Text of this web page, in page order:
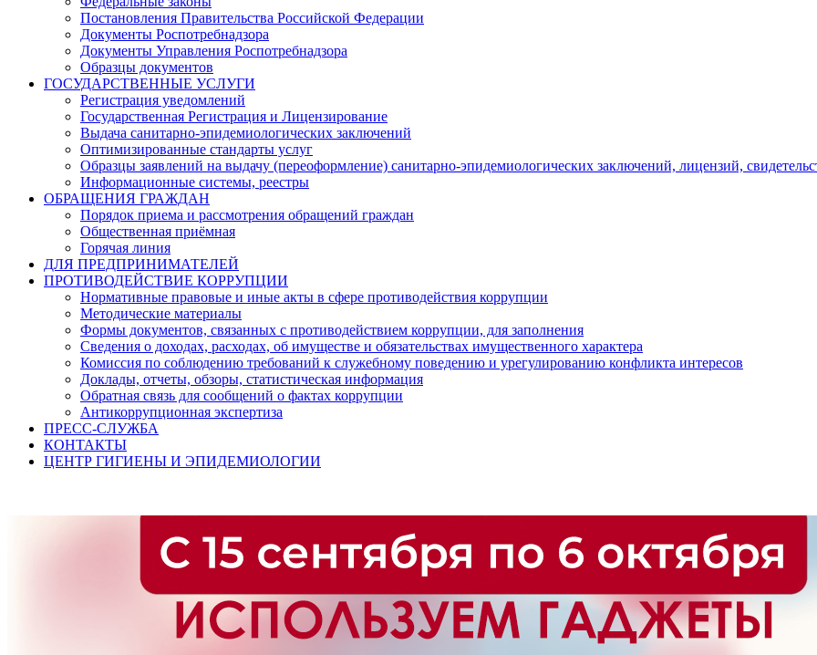
Постановления Правительства Российской Федерации
Документы Роспотребнадзора
Документы Управления Роспотребнадзора
Образцы документов
ГОСУДАРСТВЕННЫЕ УСЛУГИ
Регистрация уведомлений
Государственная Регистрация и Лицензирование
Выдача санитарно-эпидемиологических заключений
Оптимизированные стандарты услуг
Образцы заявлений на выдачу (переоформление) санитарно-эпидемиологических заключений, лицензий,
Информационные системы, реестры
ОБРАЩЕНИЯ ГРАЖДАН
Порядок приема и рассмотрения обращений граждан
Общественная приёмная
Горячая линия
ДЛЯ ПРЕДПРИНИМАТЕЛЕЙ
ПРОТИВОДЕЙСТВИЕ КОРРУПЦИИ
Нормативные правовые и иные акты в сфере противодействия коррупции
Методические материалы
Формы документов, связанных с противодействием коррупции, для заполнения
Сведения о доходах, расходах, об имуществе и обязательствах имущественного характера
Комиссия по соблюдению требований к служебному поведению и урегулированию конфликта интересов
Доклады, отчеты, обзоры, статистическая информация
Обратная связь для сообщений о фактах коррупции
Антикоррупционная экспертиза
ПРЕСС-СЛУЖБА
КОНТАКТЫ
ЦЕНТР ГИГИЕНЫ И ЭПИДЕМИОЛОГИИ